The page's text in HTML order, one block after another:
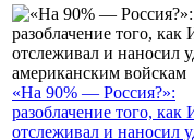
«На 90% — Россия?»:
разоблачение того, как
отслеживал и наносил